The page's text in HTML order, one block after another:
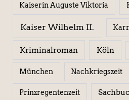
Kaiserin Auguste Viktoria
Kaiser Wilhelm II.
Kriminalroman Köln
München Nachkriegszeit
Prinzregentenzeit